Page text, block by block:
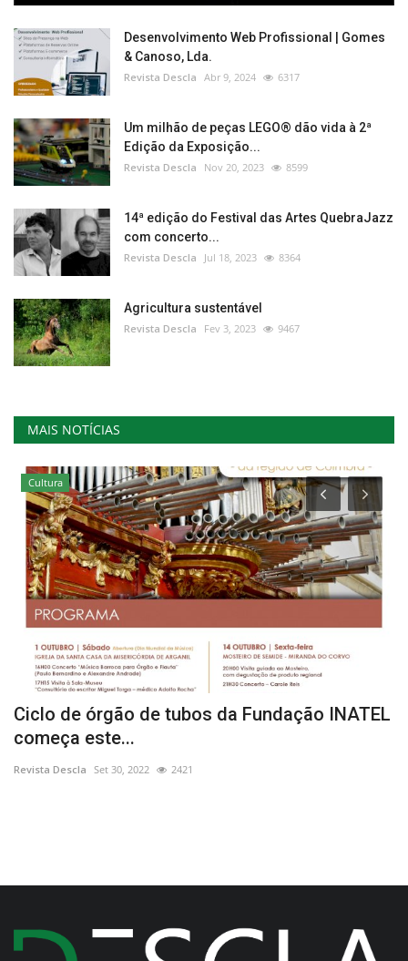
Desenvolvimento Web Profissional | Gomes
& Canoso, Lda.
Revista Descla Abr 9, 2024 6317
Um milhão de peças LEGO® dão vida à 2ª
Edição da Exposição...
Revista Descla Nov 20, 2023 8599
14ª edição do Festival das Artes QuebraJazz
com concerto...
Revista Descla Jul 18, 2023 8364
Agricultura sustentável
Revista Descla Fev 3, 2023 9467
MAIS NOTÍCIAS
Cultura
Ciclo de órgão de tubos da Fundação INATEL
começa este...
Revista Descla Set 30, 2022 2421